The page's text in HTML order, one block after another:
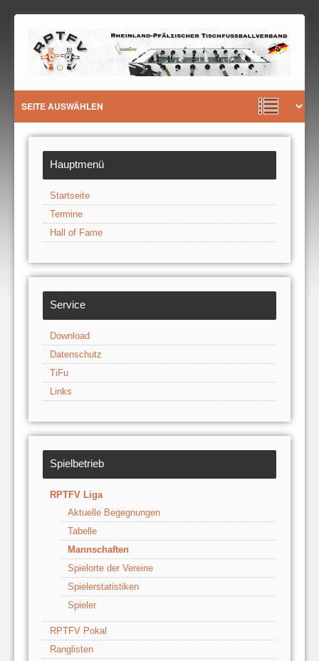
Hauptmenü
Startseite
Termine
Hall of Fame
Service
Download
Datenschutz
TiFu
Links
Spielbetrieb
RPTFV Liga
Aktuelle Begegnungen
Tabelle
Mannschaften
Spielorte der Vereine
Spielerstatistiken
Spieler
RPTFV Pokal
Ranglisten